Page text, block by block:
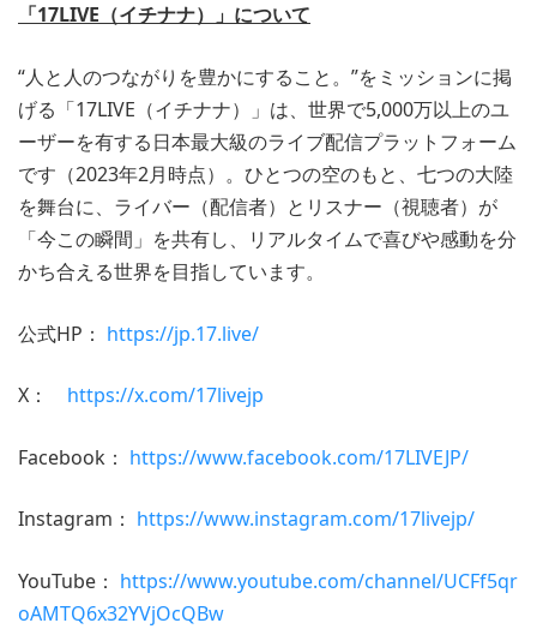
「17LIVE（イチナナ）」について
“人と人のつながりを豊かにすること。”をミッションに掲
げる「17LIVE（イチナナ）」は、世界で5,000万以上のユ
ーザーを有する日本最大級のライブ配信プラットフォーム
です（2023年2月時点）。ひとつの空のもと、七つの大陸
を舞台に、ライバー（配信者）とリスナー（視聴者）が
「今この瞬間」を共有し、リアルタイムで喜びや感動を分
かち合える世界を目指しています。
公式HP： https://jp.17.live/
X： https://x.com/17livejp
Facebook： https://www.facebook.com/17LIVEJP/
Instagram： https://www.instagram.com/17livejp/
YouTube： https://www.youtube.com/channel/UCFf5qr
oAMTQ6x32YVjOcQBw